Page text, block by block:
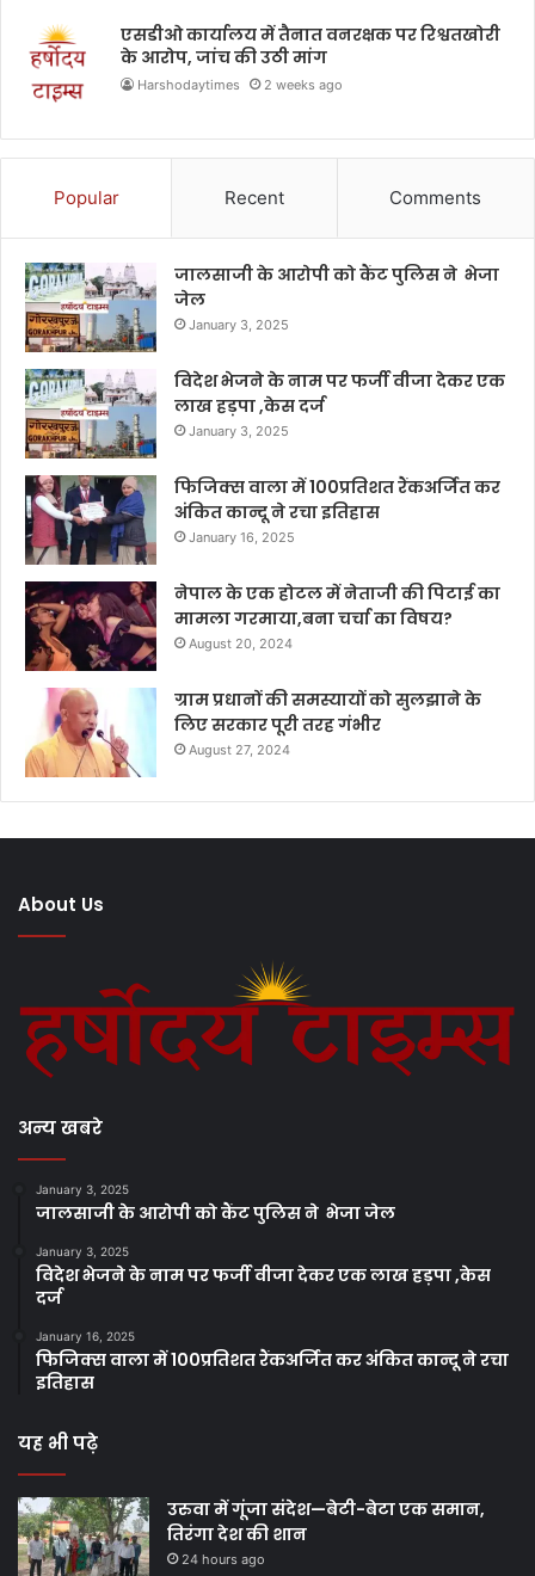
एसडीओ कार्यालय में तैनात वनरक्षक पर रिश्वतखोरी
के आरोप, जांच की उठी मांग
Harshodaytimes 2 weeks ago
Popular Recent Comments
जालसाजी के आरोपी को कैंट पुलिस ने भेजा
जेल
January 3, 2025
विदेश भेजने के नाम पर फर्जी वीजा देकर एक
लाख हड़पा ,केस दर्ज
January 3, 2025
फिजिक्स वाला में 100प्रतिशत रैंकअर्जित कर
अंकित कान्दू ने रचा इतिहास
January 16, 2025
नेपाल के एक होटल में नेताजी की पिटाई का
मामला गरमाया,बना चर्चा का विषय?
August 20, 2024
ग्राम प्रधानों की समस्यायों को सुलझाने के
लिए सरकार पूरी तरह गंभीर
August 27, 2024
About Us
अन्य खबरे
January 3, 2025
जालसाजी के आरोपी को कैंट पुलिस ने भेजा जेल
January 3, 2025
विदेश भेजने के नाम पर फर्जी वीजा देकर एक लाख हड़पा ,केस
दर्ज
January 16, 2025
फिजिक्स वाला में 100प्रतिशत रैंकअर्जित कर अंकित कान्दू ने रचा
इतिहास
यह भी पढ़े
उरुवा में गूंजा संदेश—बेटी-बेटा एक समान,
तिरंगा देश की शान
24 hours ago